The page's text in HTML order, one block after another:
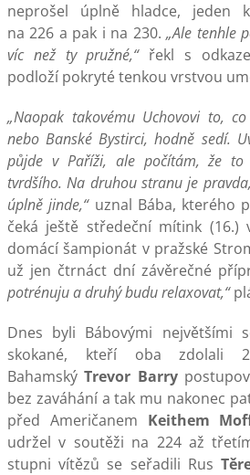
neprošel úplně hladce, jeden
na 226 a pak i na 230.„Ale tenhle
víc než ty pružné,“řekl s
podloží pokryté tenkou vrstvou
„Naopak takovému Uchovovi to,
nebo Banské Bystirci, hodně sedí.
půjde v Paříži, ale počítám, že to
tvrdšího. Na druhou stranu je
úplně jinde,“uznal Bába, kterého
čeká ještě středeční mítink (16.)
domácí šampionát v pražské
už jen čtrnáct dní závěrečné
potrénuju a druhý budu relaxovat,“
Dnes byli Bábovými největšími
skokané, kteří oba zdolali
BahamskýTrevor Barry
bez zaváhání a tak mu nakonec
před Američanem Keithem
udržel v soutěži na 224 až
stupni vítězů se seřadili Rus